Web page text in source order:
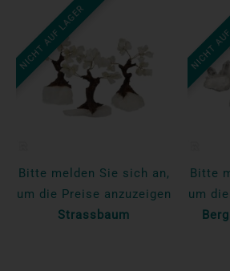
NICHT AUF LAGER
Bitte melden Sie sich an,
um die Preise anzuzeigen
Strassbaum
NICHT
Bitte
um